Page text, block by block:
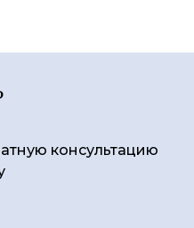
консультацию